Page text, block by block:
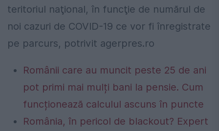
teritoriul naţional, în funcţie de numărul de
noi cazuri de COVID-19 ce vor fi înregistrate
pe parcurs, potrivit agerpres.ro
Românii care au muncit peste 25 de ani
pot primi mai mulți bani la pensie. Cum
funcționează calculul ascuns în puncte
România, în pericol de blackout? Expert